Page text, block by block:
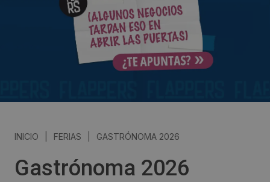
INICIO FERIAS GASTRÓNOMA 2026
Gastrónoma 2026